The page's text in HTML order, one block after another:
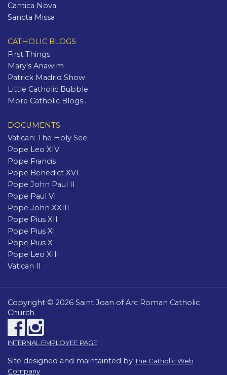
Cantica Nova
Sancta Missa
CATHOLIC BLOGS
First Things
Mary's Anawim
Patrick Madrid Show
Little Catholic Bubble
More Catholic Blogs...
DOCUMENTS
Vatican: The Holy See
Pope Leo XIV
Pope Francis
Pope Benedict XVI
Pope John Paul II
Pope Paul VI
Pope John XXIII
Pope Pius XII
Pope Pius XI
Pope Pius X
Pope Leo XIII
Vatican II
Copyright © 2026 Saint Joan of Arc Roman Catholic
Church
INTERNAL EMPLOYEE PAGE
Site designed and maintainted byThe Catholic Web
Company